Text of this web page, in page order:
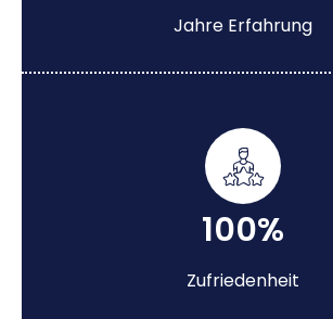
Jahre Erfahrung
100%
Zufriedenheit